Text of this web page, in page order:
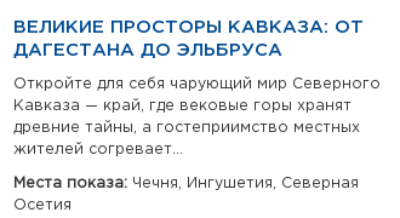
ВЕЛИКИЕ ПРОСТОРЫ КАВКАЗА: ОТ
ДАГЕСТАНА ДО ЭЛЬБРУСА
Откройте для себя чарующий мир Северного
Кавказа — край, где вековые горы хранят
древние тайны, а гостеприимство местных
жителей согревает...
Места показа: Чечня, Ингушетия, Северная
Осетия